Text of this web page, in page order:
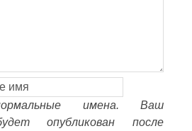
имена. Ваш
опубликован после